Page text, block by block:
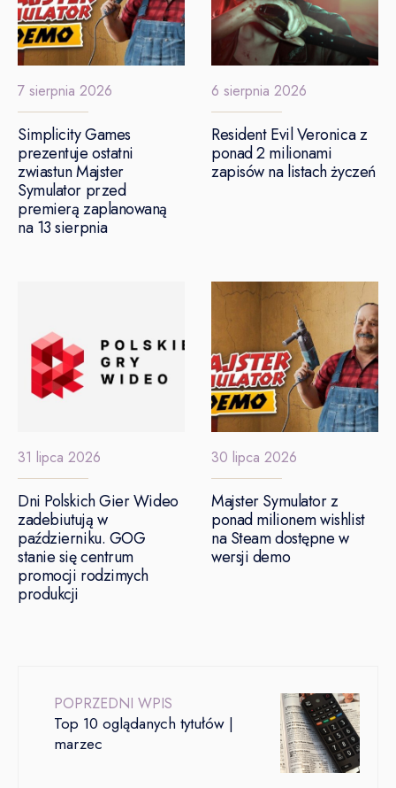
7 sierpnia 2026
Simplicity Games
prezentuje ostatni
zwiastun Majster
Symulator przed
premierą zaplanowaną
na 13 sierpnia
6 sierpnia 2026
Resident Evil Veronica z
ponad 2 milionami
zapisów na listach życzeń
31 lipca 2026
Dni Polskich Gier Wideo
zadebiutują w
październiku. GOG
stanie się centrum
promocji rodzimych
produkcji
30 lipca 2026
Majster Symulator z
ponad milionem wishlist
na Steam dostępne w
wersji demo
POPRZEDNI WPIS
Top 10 oglądanych tytułów |
marzec